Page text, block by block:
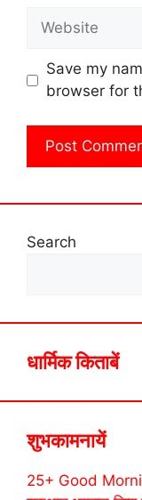
Website
Save my
browser for
Search
धार्मिक किताबें
शुभकामनायें
25+ Good